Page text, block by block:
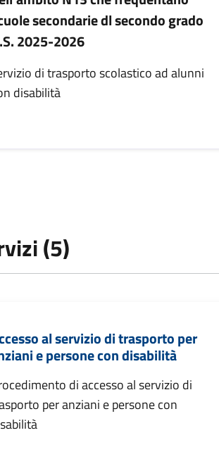
secondarie dl secondo grado
2025-2026
di trasporto scolastico ad alunni
disabilità
(5)
al servizio di trasporto per
e persone con disabilità
di accesso al servizio di
per anziani e persone con